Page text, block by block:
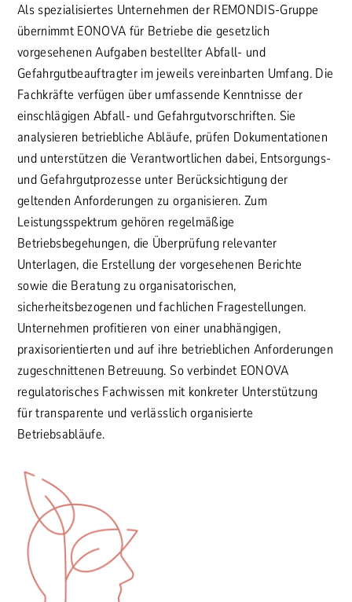
Als spezialisiertes Unternehmen der REMONDIS-Gruppe
übernimmt EONOVA für Betriebe die gesetzlich
vorgesehenen Aufgaben bestellter Abfall- und
Gefahrgutbeauftragter im jeweils vereinbarten Umfang. Die
Fachkräfte verfügen über umfassende Kenntnisse der
einschlägigen Abfall- und Gefahrgutvorschriften. Sie
analysieren betriebliche Abläufe, prüfen Dokumentationen
und unterstützen die Verantwortlichen dabei, Entsorgungs-
und Gefahrgutprozesse unter Berücksichtigung der
geltenden Anforderungen zu organisieren. Zum
Leistungsspektrum gehören regelmäßige
Betriebsbegehungen, die Überprüfung relevanter
Unterlagen, die Erstellung der vorgesehenen Berichte
sowie die Beratung zu organisatorischen,
sicherheitsbezogenen und fachlichen Fragestellungen.
Unternehmen profitieren von einer unabhängigen,
praxisorientierten und auf ihre betrieblichen Anforderungen
zugeschnittenen Betreuung. So verbindet EONOVA
regulatorisches Fachwissen mit konkreter Unterstützung
für transparente und verlässlich organisierte
Betriebsabläufe.